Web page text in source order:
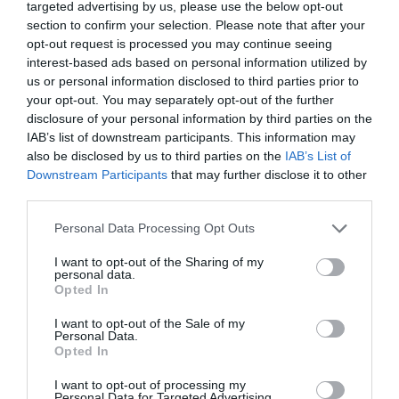
targeted advertising by us, please use the below opt-out
section to confirm your selection. Please note that after your
opt-out request is processed you may continue seeing
interest-based ads based on personal information utilized by
us or personal information disclosed to third parties prior to
your opt-out. You may separately opt-out of the further
disclosure of your personal information by third parties on the
IAB’s list of downstream participants. This information may
also be disclosed by us to third parties on the IAB’s List of
Downstream Participants that may further disclose it to other
Personal Data Processing Opt Outs
I want to opt-out of the Sharing of my
personal data.
Opted In
I want to opt-out of the Sale of my
Personal Data.
Opted In
I want to opt-out of processing my
CITEȘTE ȘI:
Vrei să fii irezistibilă? Iată coafurile de care sunt
extrem de atrași bărbații
Piele fără imperfecțiuni, ori de câte ori vei alege să